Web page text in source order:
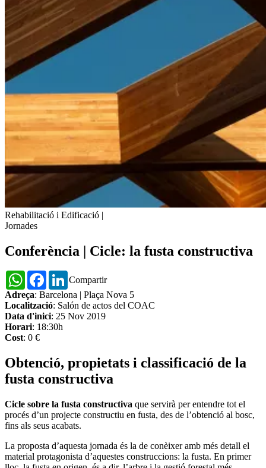
Rehabilitació i Edificació |
Jornades
Conferència | Cicle: la fusta constructiva
Compartir
WhatsAppFacebookLinkedIn
Adreça: Barcelona | Plaça Nova 5
Localització: Salón de actos del COAC
Data d'inici: 25 Nov 2019
Horari: 18:30h
Cost: 0 €
Obtenció, propietats i classificació de la
fusta constructiva
Cicle sobre la fusta constructiva que servirà per entendre tot el
procés d’un projecte constructiu en fusta, des de l’obtenció al bosc,
fins als seus acabats.
La proposta d’aquesta jornada és la de conèixer amb més detall el
material protagonista d’aquestes construccions: la fusta. En primer